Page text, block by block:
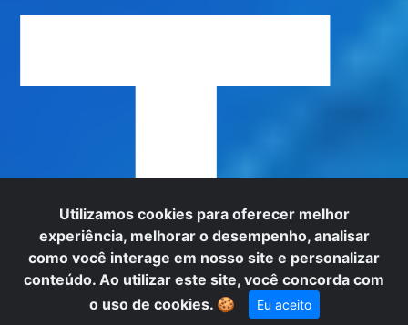
Utilizamos cookies para oferecer melhor
experiência, melhorar o desempenho, analisar
como você interage em nosso site e personalizar
conteúdo. Ao utilizar este site, você concorda com
o uso de cookies. 🍪 Eu aceito